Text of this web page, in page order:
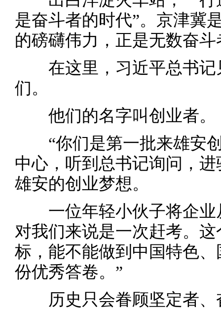
是奋斗者的时代”。京津冀
的磅礴伟力，正是无数奋
在这里，习近平总书记
们。
他们的名字叫创业者。
“你们是第一批来雄安创
中心，听到总书记询问，
雄安的创业梦想。
一位年轻小伙子将企业
对我们来说是一次赶考。
标，能不能做到中国特色
份优秀答卷。”
历史只会眷顾坚定者、